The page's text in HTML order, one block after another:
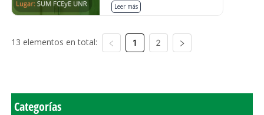
Leer más
13 elementos en total: 1 2
Categorías